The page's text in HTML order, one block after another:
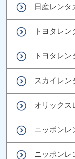
日産レンタ
トヨタレ
トヨタレ
スカイレン
オリックス
ニッポンレ
ニッポンレ